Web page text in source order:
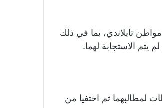
تايلاندي، بما في ذلك
يتم الاستجابة لهما.
لمطالبهما ثم اختفيا من